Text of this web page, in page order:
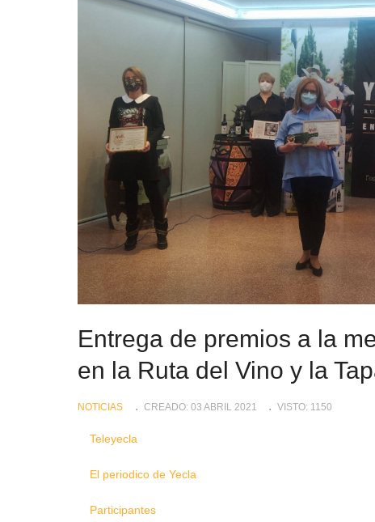
Entrega de premios a la
en la Ruta del Vino y la
NOTICIAS CREADO: 03 ABRIL 2021 VISTO: 1150
Teleyecla
El periodico de Yecla
Participantes